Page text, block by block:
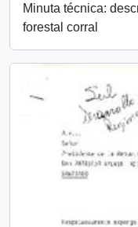
Minuta técnica:
forestal corral